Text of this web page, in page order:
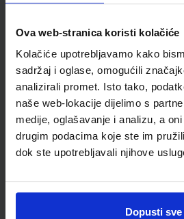
Ova web-stranica koristi kolačiće
Kolačiće upotrebljavamo kako
sadržaj i oglase, omogućili
analizirali promet. Isto tako,
naše web-lokacije dijelimo s
medije, oglašavanje i analizu, a
drugim podacima koje ste im
dok ste upotrebljavali njihove
Dopusti sve
Vrsta školske knjige
Vrsta škole
1
Nastavni predmet